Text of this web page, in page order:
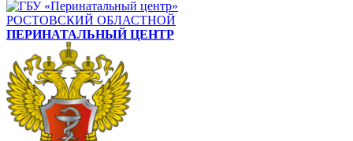
РОСТОВСКИЙ ОБЛАСТНОЙ
ПЕРИНАТАЛЬНЫЙ ЦЕНТР